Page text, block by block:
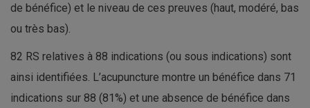
de bénéfice) et le niveau de ces preuves (haut, modéré, bas
ou très bas).
82 RS relatives à 88 indications (ou sous indications) sont
ainsi identifiées. L’acupuncture montre un bénéfice dans 71
indications sur 88 (81%) et une absence de bénéfice dans